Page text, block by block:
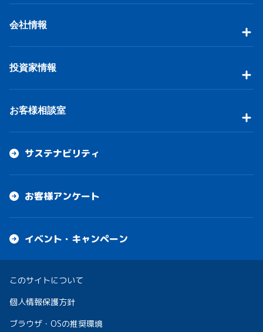
会社情報
投資家情報
お客様相談室
サステナビリティ
お客様アンケート
イベント・キャンペーン
このサイトについて
個人情報保護方針
ブラウザ・OSの推奨環境